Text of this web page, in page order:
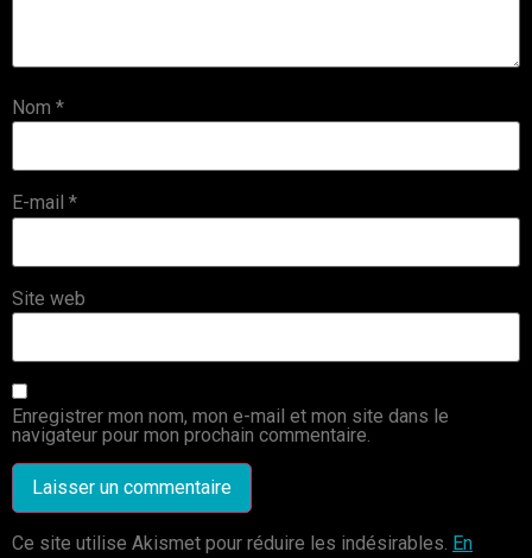
Nom *
E-mail *
Site web
Enregistrer mon nom, mon e-mail et mon site dans le
navigateur pour mon prochain commentaire.
Ce site utilise Akismet pour réduire les indésirables. En